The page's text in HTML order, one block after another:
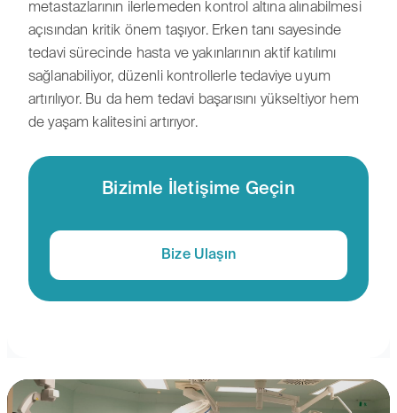
metastazlarının ilerlemeden kontrol altına alınabilmesi
açısından kritik önem taşıyor. Erken tanı sayesinde
tedavi sürecinde hasta ve yakınlarının aktif katılımı
sağlanabiliyor, düzenli kontrollerle tedaviye uyum
artırılıyor. Bu da hem tedavi başarısını yükseltiyor hem
de yaşam kalitesini artırıyor.
Bizimle İletişime Geçin
Bize Ulaşın